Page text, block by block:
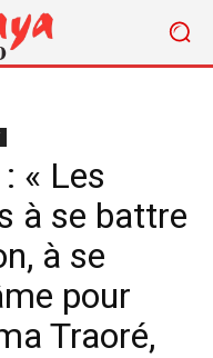
« Les
à se battre
à se
pour
Traoré,